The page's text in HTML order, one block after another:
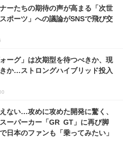
ーたちの期待の声が高まる「次世
ポーツ」への議論がSNSで飛び交
ーグ」は次期型を待つべきか、現
か…ストロングハイブリッド投入
ない…攻めに攻めた開発に驚く、
ーパーカー「GR GT」に再び脚
本のファンも「乗ってみたい」